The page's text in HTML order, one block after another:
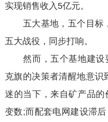
实现销售收入5亿元。
五大基地，五个目标，
五大战役，同步打响。
然而，五个基地建设
克旗的决策者清醒地意识
迷的当下，来自矿产品
变数;而配套电网建设滞